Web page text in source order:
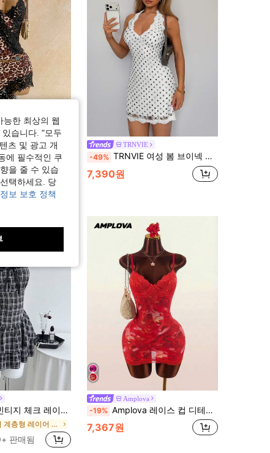
4.91 11K 2.4M
4.91 2.4M
블록 핏 비대칭 헴 바디콘 미니 드레스, 파티, 데이트, 보헤미안, 보헤미안, 휴가, 빈티지, 홀리데이
TRNVIE
-49% TRNVIE 여성 봄 브이넥 슬림핏 A라인 섹시 핑크 레이스 트림 드레스
7,390원
소매 봄/여름 신상 허리 강조 슬림핏 티어드 드레스 핫걸 스타일 우븐 걸 드레스
에서 계층형 레이어 여성 드레스
판매됨
Amplova
-19% Amplova 레이스 컵 디테일 트로피컬 플로럴 메쉬 바디콘 미니 드레스
7,367원
한 최상의 웹
습니다. "모두
츠 및 광고 개
에 필수적인 쿠
을 줄 수 있습
택하세요. 당
보 보호 정책